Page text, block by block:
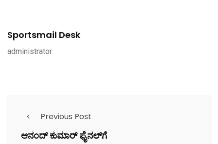
Sportsmail Desk
administrator
Previous Post
ಆನಂದ್ ಕುಮಾರ್ ಫೈನಲ್‌ಗೆ